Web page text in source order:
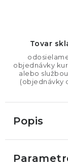
Tovar
objednávky
alebo
(objednávky
Popis